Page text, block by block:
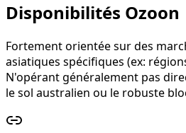
Disponibilités Ozoon
Fortement orientée sur des
asiatiques spécifiques (ex:
N'opérant généralement pas
le sol australien ou le robuste